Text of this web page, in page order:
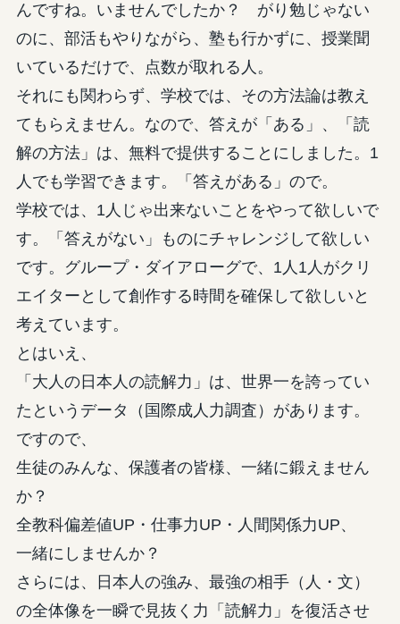
んですね。いませんでしたか？ がり勉じゃない
のに、部活もやりながら、塾も行かずに、授業聞
いているだけで、点数が取れる人。
それにも関わらず、学校では、その方法論は教え
てもらえません。なので、答えが「ある」、「読
解の方法」は、無料で提供することにしました。1
人でも学習できます。「答えがある」ので。
学校では、1人じゃ出来ないことをやって欲しいで
す。「答えがない」ものにチャレンジして欲しい
です。グループ・ダイアローグで、1人1人がクリ
エイターとして創作する時間を確保して欲しいと
考えています。
とはいえ、
「大人の日本人の読解力」は、世界一を誇ってい
たというデータ（国際成人力調査）があります。
ですので、
生徒のみんな、保護者の皆様、一緒に鍛えません
か？
全教科偏差値UP・仕事力UP・人間関係力UP、
一緒にしませんか？
さらには、日本人の強み、最強の相手（人・文）
の全体像を一瞬で見抜く力「読解力」を復活させ